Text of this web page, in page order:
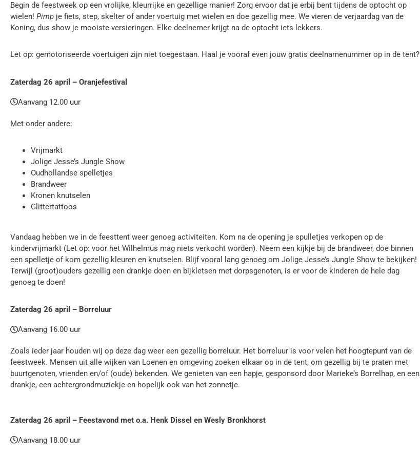
Begin de feestweek op een vrolijke, kleurrijke en gezellige manier! Zorg ervoor dat je erbij bent tijdens de optocht op
wielen! Pimp je fiets, step, skelter of ander voertuig met wielen en doe gezellig mee. We vieren de verjaardag van de
Koning, dus show je mooiste versieringen. Elke deelnemer krijgt na de optocht iets lekkers.
Let op: gemotoriseerde voertuigen zijn niet toegestaan. Haal je vooraf even jouw gratis deelnamenummer op in de tent?
Zaterdag 26 april – Oranjefestival
Aanvang 12.00 uur
Met onder andere:
Vrijmarkt
Jolige Jesse’s Jungle Show
Oudhollandse spelletjes
Brandweer
Kronen knutselen
Glittertattoos
Vandaag hebben we in de feesttent weer genoeg activiteiten. Kom na de opening je spulletjes verkopen op de
kindervrijmarkt (Let op: voor het Wilhelmus mag niets verkocht worden). Neem een kijkje bij de brandweer, doe binnen
een spelletje of kom gezellig kleuren en knutselen. Blijf vooral lang genoeg om Jolige Jesse’s Jungle Show te bekijken!
Terwijl (groot)ouders gezellig een drankje doen en bijkletsen met dorpsgenoten, is er voor de kinderen de hele dag
genoeg te doen!
Zaterdag 26 april – Borreluur
Aanvang 16.00 uur
Zoals ieder jaar houden wij op deze dag weer een gezellig borreluur. Het borreluur is voor velen het hoogtepunt van de
feestweek. Mensen uit alle wijken van Loenen en omgeving zoeken elkaar op in de tent, om gezellig bij te praten met
buurtgenoten, vrienden en/of (oude) bekenden. We genieten van een hapje, gesponsord door Marieke’s Borrelhap, en een
drankje, een achtergrondmuziekje en hopelijk ook van het zonnetje.
Zaterdag 26 april – Feestavond met o.a. Henk Dissel en Wesly Bronkhorst
Aanvang 18.00 uur